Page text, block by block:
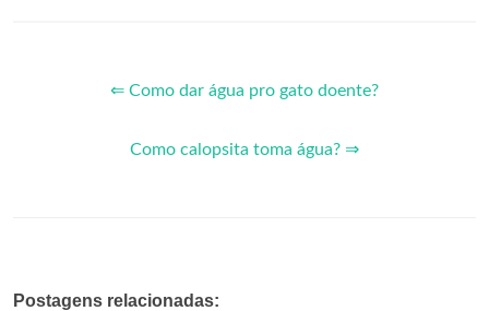
⇐ Como dar água pro gato doente?
Como calopsita toma água? ⇒
Postagens relacionadas: